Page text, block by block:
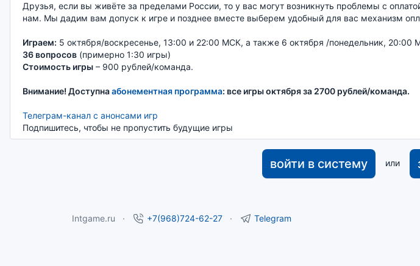
Друзья, если вы живёте за пределами России, то у вас могут возникнуть проблемы с
нам. Мы дадим вам допуск к игре и позднее вместе выберем удобный для вас механизм
Играем: 5 октября/воскресенье, 13:00 и 22:00 МСК, а также 6 октября /понедельник, 20:00
36 вопросов (примерно 1:30 игры)
Стоимость игры – 900 рублей/команда.
Внимание! Доступнаабонементная программа: все игры октября за 2700 рублей/команда.
Телеграм-канал с анонсами игр
Подпишитесь, чтобы не пропустить будущие игры
войти в систему или
Intgame.ru +7(968)724-62-27 Telegram